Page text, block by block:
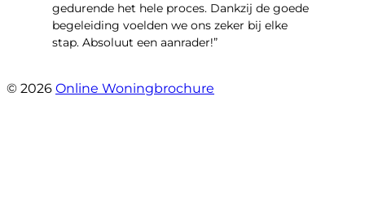
gedurende het hele proces. Dankzij de goede
begeleiding voelden we ons zeker bij elke
stap. Absoluut een aanrader!”
© 2026 Online Woningbrochure